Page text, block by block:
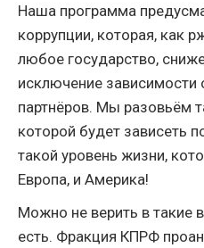
Наша программа
коррупции, которая, как
любое государство,
исключение зависимости
партнёров. Мы разовьём
которой будет зависеть
такой уровень жизни,
Европа, и Америка!
Можно не верить в такие
есть. Фракция КПРФ